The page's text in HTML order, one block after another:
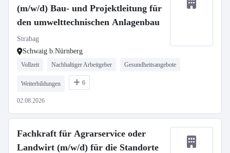
(m/w/d) Bau- und Projektleitung für
den umwelttechnischen Anlagenbau
Strabag
Schwaig b.Nürnberg
Vollzeit Nachhaltiger Arbeitgeber Gesundheitsangebote
Weiterbildungen 6
02.08.2026
Fachkraft für Agrarservice oder
Landwirt (m/w/d) für die Standorte